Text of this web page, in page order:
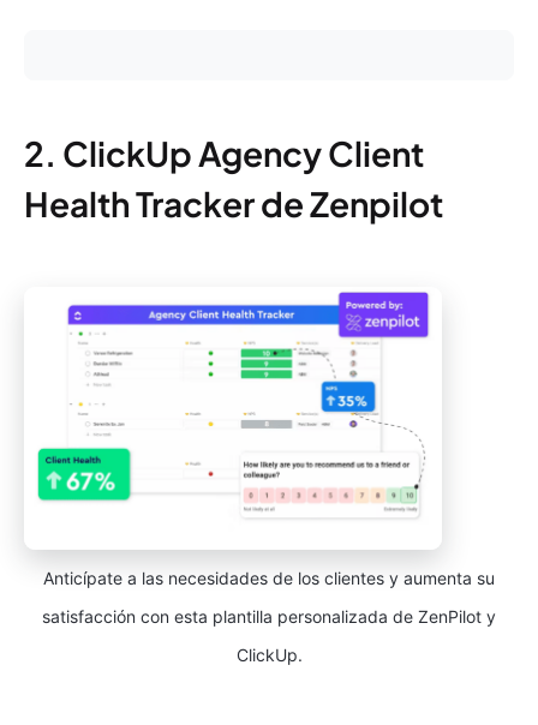
2. ClickUp Agency Client
Health Tracker de Zenpilot
Anticípate a las necesidades de los clientes y aumenta su
satisfacción con esta plantilla personalizada de ZenPilot y
ClickUp.